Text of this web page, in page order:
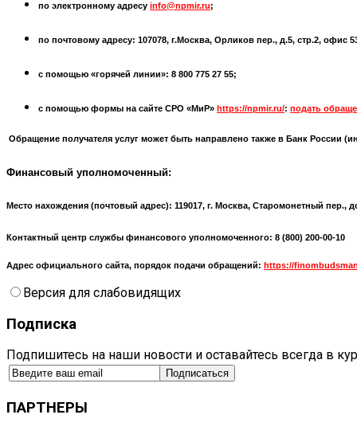
по электронному адресу info@npmir.ru;
по почтовому адресу: 107078, г.Москва, Орликов пер., д.5, стр.2, офис
с помощью «горячей линии»: 8 800 775 27 55;
с помощью формы на сайте СРО «МиР» https://npmir.ru/: подать
Обращение получателя услуг может быть направлено также в Банк России (
Финансовый уполномоченный:
Место нахождения (почтовый адрес): 119017, г. Москва, Старомонетный пер.,
Контактный центр службы финансового уполномоченного: 8 (800) 200-00-10
Адрес официального сайта, порядок подачи обращений: https://
Версия для слабовидящих
Подписка
Подпишитесь на наши новости и оставайтесь всегда в
ПАРТНЕРЫ